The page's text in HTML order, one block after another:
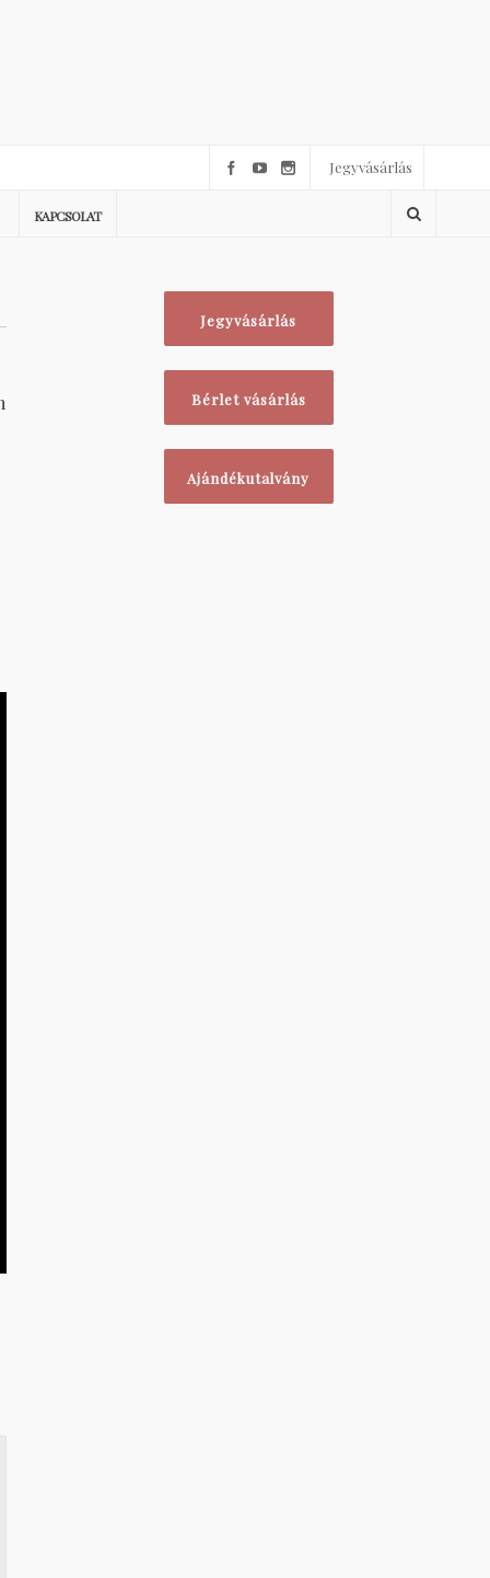
Jegyvásárlás
KAPCSOLAT
Jegyvásárlás
Bérlet vásárlás
Ajándékutalvány